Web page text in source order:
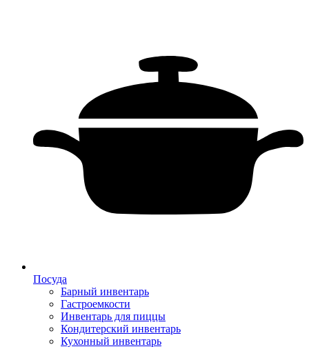
Посуда
Барный инвентарь
Гастроемкости
Инвентарь для пиццы
Кондитерский инвентарь
Кухонный инвентарь